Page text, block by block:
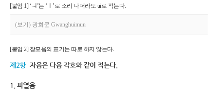
[붙임 1] ‘ㅢ’는 ‘ㅣ’로 소리 나더라도 ui로 적는다.
(보기) 광희문 Gwanghuimun
[붙임 2] 장모음의 표기는 따로 하지 않는다.
제2항 자음은 다음 각호와 같이 적는다.
1. 파열음